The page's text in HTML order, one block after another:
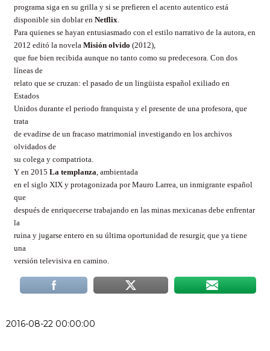
programa siga en su grilla y si se prefieren el acento autentico está
disponible sin doblar en Netflix.
Para quienes se hayan entusiasmado con el estilo narrativo de la autora, en
2012 editó la novela Misión olvido (2012),
que fue bien recibida aunque no tanto como su predecesora. Con dos
líneas de
relato que se cruzan: el pasado de un lingüista español exiliado en
Estados
Unidos durante el periodo franquista y el presente de una profesora, que
trata
de evadirse de un fracaso matrimonial investigando en los archivos
olvidados de
su colega y compatriota.
Y en 2015 La templanza, ambientada
en el siglo XIX y protagonizada por Mauro Larrea, un inmigrante español
que
después de enriquecerse trabajando en las minas mexicanas debe enfrentar
la
ruina y jugarse entero en su última oportunidad de resurgir, que ya tiene
una
versión televisiva en camino.
2016-08-22 00:00:00